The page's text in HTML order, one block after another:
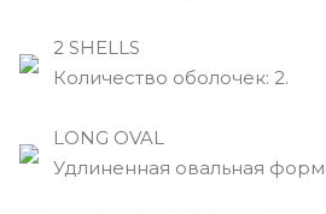
2 SHELLS
Количество оболочек: 2.
LONG OVAL
Удлиненная овальная